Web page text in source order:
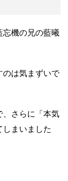
忘機の兄の藍曦
のは気まずいで
、さらに「本気
まいました